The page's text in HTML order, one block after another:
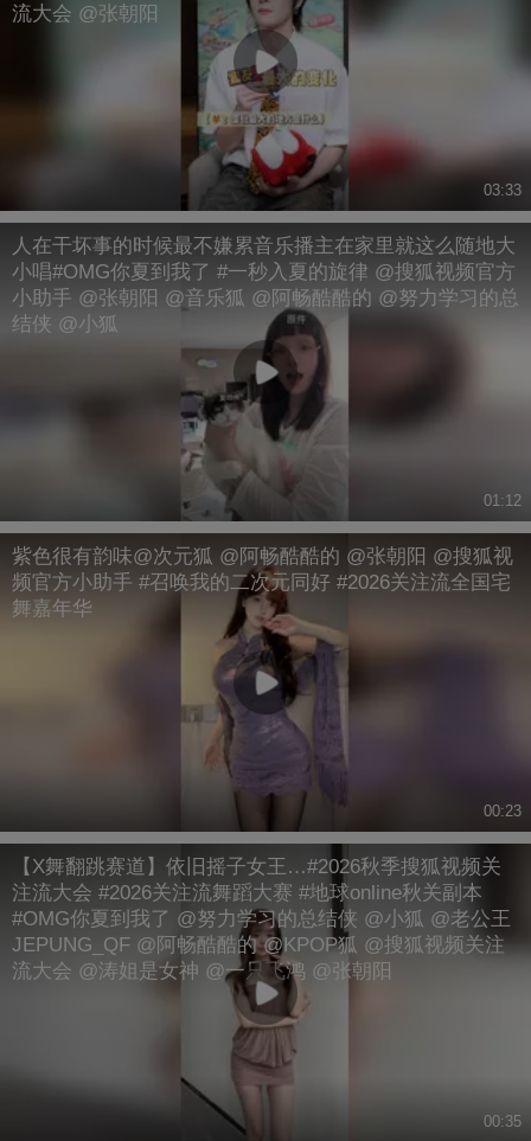
流大会 @张朝阳
03:33
人在干坏事的时候最不嫌累音乐播主在家里就这么随地大
小唱#OMG你夏到我了 #一秒入夏的旋律 @搜狐视频官方
小助手 @张朝阳 @音乐狐 @阿畅酷酷的 @努力学习的总
结侠 @小狐
01:12
紫色很有韵味@次元狐 @阿畅酷酷的 @张朝阳 @搜狐视
频官方小助手 #召唤我的二次元同好 #2026关注流全国宅
舞嘉年华
00:23
【X舞翻跳赛道】依旧摇子女王…#2026秋季搜狐视频关
注流大会 #2026关注流舞蹈大赛 #地球online秋关副本
#OMG你夏到我了 @努力学习的总结侠 @小狐 @老公王
JEPUNG_QF @阿畅酷酷的 @KPOP狐 @搜狐视频关注
流大会 @涛姐是女神 @一只飞鸿 @张朝阳
00:35